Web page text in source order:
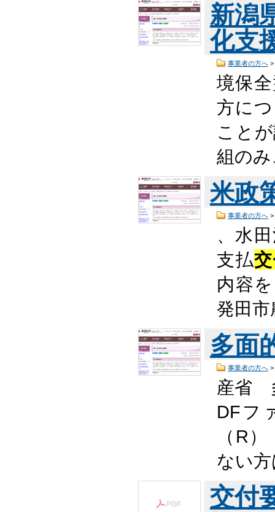
新潟
化支
事業者の方へ>
境保
方に
こと
組の
米政
事業者の方へ>
、水
支払
内容
発田
多面
事業者の方へ>
産省
DFフ
（R
ない
交付